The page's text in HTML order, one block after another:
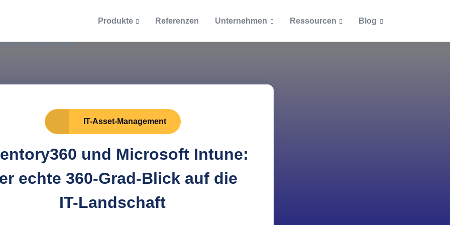
Produkte
Dokumentation
Handbücher & Dokumentationen
Kassenbuch
/ Managed Services
und Managed Services
Referenzen Unternehmen
Stellenangebote
Ressourcen
Blog
Podcast
ITAM Glossar
Definitionen
Blog
IT-Asset-Management
und Microsoft Intune:
echte 360-Grad-Blick auf die
IT-Landschaft